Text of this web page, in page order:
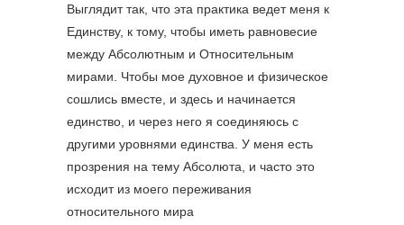
Выглядит так, что эта практика ведет меня к
Единству, к тому, чтобы иметь равновесие
между Абсолютным и Относительным
мирами. Чтобы мое духовное и физическое
сошлись вместе, и здесь и начинается
единство, и через него я соединяюсь с
другими уровнями единства. У меня есть
прозрения на тему Абсолюта, и часто это
исходит из моего переживания
относительного мира